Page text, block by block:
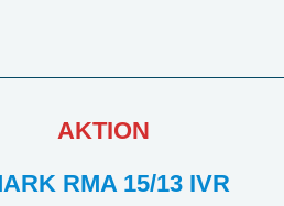
AKTION
RMA 15/13 IVR